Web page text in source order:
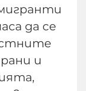
да се
и